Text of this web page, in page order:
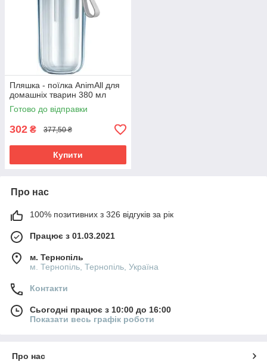
Пляшка - поїлка AnimAll для
домашніх тварин 380 мл
Готово до відправки
302 ₴ 377,50 ₴
Купити
Про нас
100% позитивних з 326 відгуків за рік
Працює з 01.03.2021
м. Тернопіль
м. Тернопіль, Тернопіль, Україна
Контакти
Сьогодні працює з 10:00 до 16:00
Показати весь графік роботи
Про нас